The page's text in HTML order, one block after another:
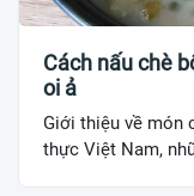
Cách nấu chè
oi ả
Giới thiệu về món
thực Việt Nam,